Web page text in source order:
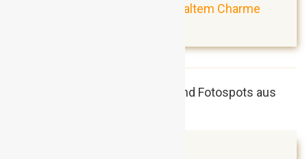
Rotterdam: Moderne Stadt mit altem Charme